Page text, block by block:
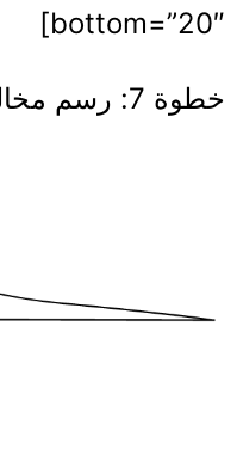
bottom=”20″]
خطوة 7: رسم مخالب للقدمين.